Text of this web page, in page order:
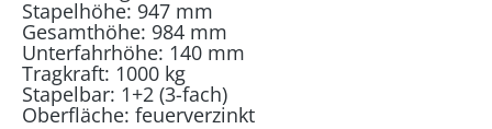
Stapelhöhe: 947 mm
Gesamthöhe: 984 mm
Unterfahrhöhe: 140 mm
Tragkraft: 1000 kg
Stapelbar: 1+2 (3-fach)
Oberfläche: feuerverzinkt